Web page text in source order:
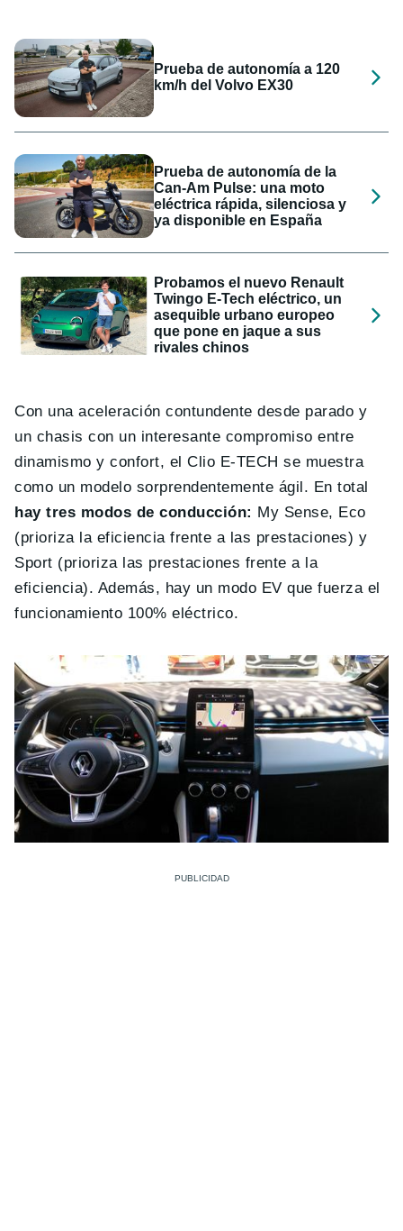
Prueba de autonomía a 120
km/h del Volvo EX30
Prueba de autonomía de la
Can-Am Pulse: una moto
eléctrica rápida, silenciosa y
ya disponible en España
Probamos el nuevo Renault
Twingo E-Tech eléctrico, un
asequible urbano europeo
que pone en jaque a sus
rivales chinos
Con una aceleración contundente desde parado y
un chasis con un interesante compromiso entre
dinamismo y confort, el Clio E-TECH se muestra
como un modelo sorprendentemente ágil. En total
hay tres modos de conducción: My Sense, Eco
(prioriza la eficiencia frente a las prestaciones) y
Sport (prioriza las prestaciones frente a la
eficiencia). Además, hay un modo EV que fuerza el
funcionamiento 100% eléctrico.